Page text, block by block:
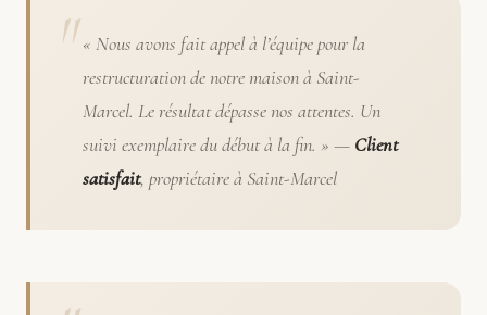
« Nous avons fait appel à l’équipe pour la
restructuration de notre maison à Saint-
Marcel. Le résultat dépasse nos attentes. Un
suivi exemplaire du début à la fin. » — Client
satisfait, propriétaire à Saint-Marcel